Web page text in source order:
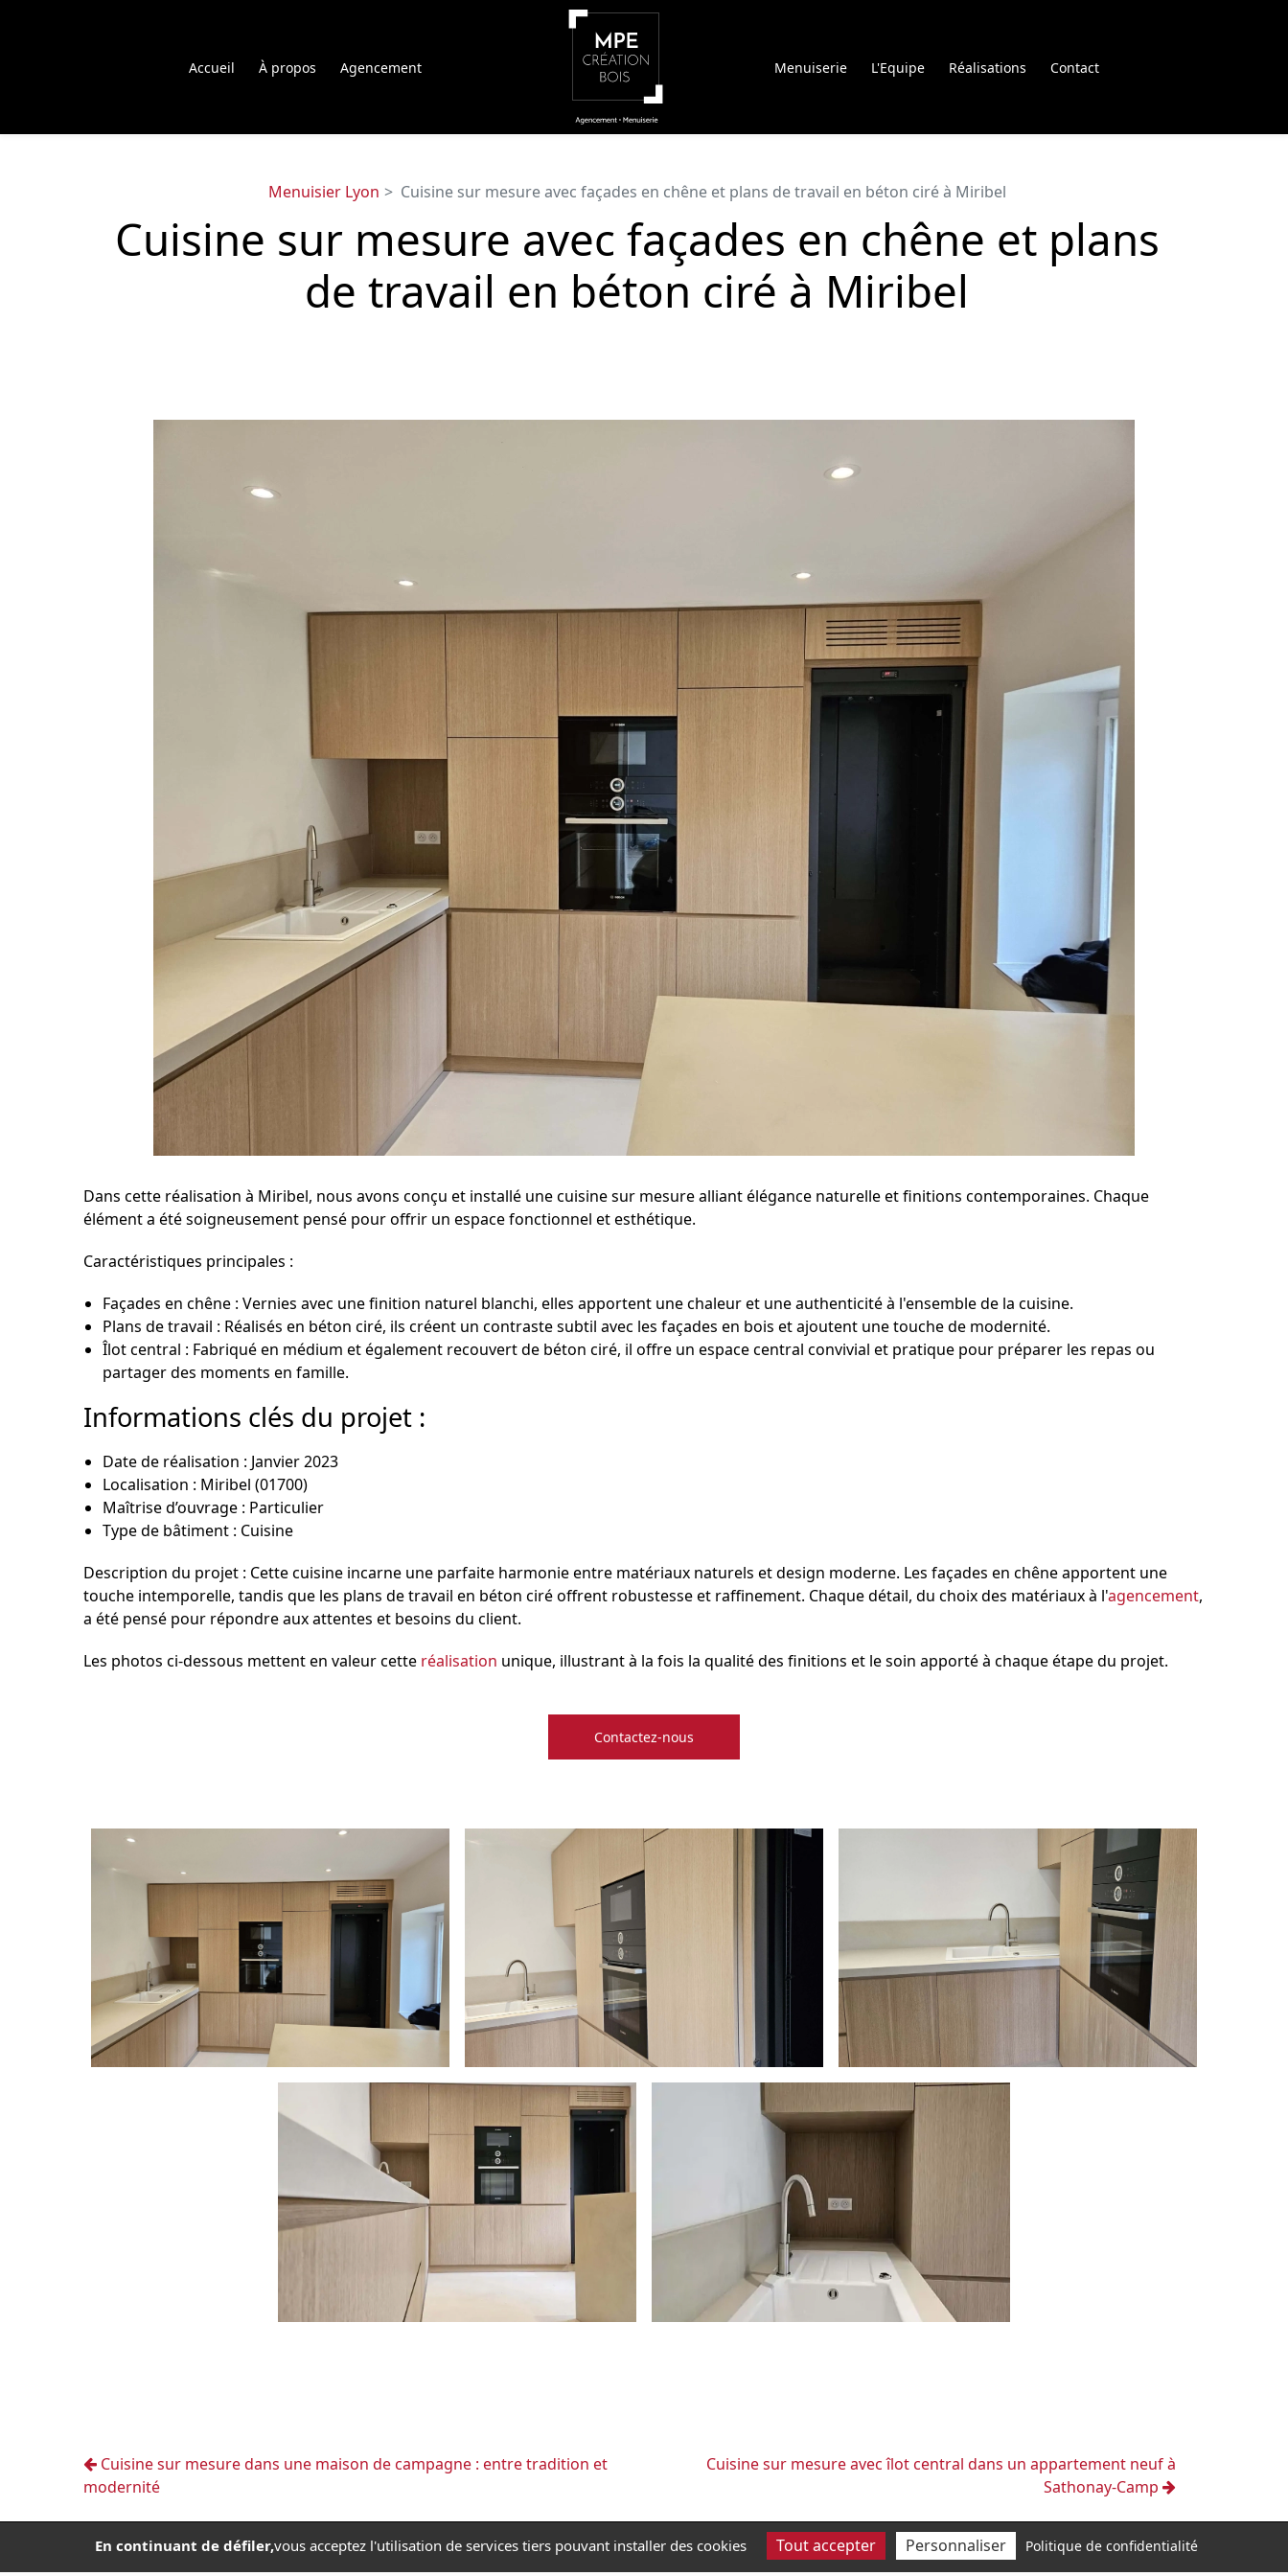
Accueil À propos Agencement Menuiserie L'Equipe Réalisations Contact
Menuisier Lyon Cuisine sur mesure avec façades en chêne et plans de travail en béton ciré à Miribel
Cuisine sur mesure avec façades en chêne et plans
de travail en béton ciré à Miribel
Dans cette réalisation à Miribel, nous avons conçu et installé unecuisinesur mesure alliant élégance naturelle et finitions contemporaines. Chaque
élément a été soigneusement pensé pour offrir un espace fonctionnel et esthétique.
Caractéristiques principales :
Façades en chêne : Vernies avec une finition naturel blanchi, elles apportent une chaleur et une authenticité à l'ensemble de la cuisine.
Plans de travail : Réalisés en béton ciré, ils créent un contraste subtil avec les façades en bois et ajoutent une touche de modernité.
Îlot central : Fabriqué en médium et également recouvert de béton ciré, il offre un espace central convivial et pratique pour préparer les repas ou
partager des moments en famille.
Informations clés du projet :
Date de réalisation : Janvier 2023
Localisation : Miribel (01700)
Maîtrise d’ouvrage : Particulier
Type de bâtiment : Cuisine
Description du projet : Cettecuisine incarne une parfaite harmonie entre matériaux naturels et design moderne. Les façades en chêneapportent une
touche intemporelle, tandis que les plans de travail en béton ciré offrent robustesse et raffinement. Chaque détail, du choix des matériauxà l'agencement,
a été pensé pour répondre aux attentes et besoins du client.
Les photos ci-dessous mettent en valeur cette réalisation unique, illustrant à la fois la qualité des finitions et le soin apporté à chaque étape du projet.
Contactez-nous
Cuisine sur mesure dans une maison de campagne : entre tradition et
modernité
Cuisine sur mesure avec îlot central dans un appartement neuf à
Sathonay-Camp
En continuant de défiler,vous acceptez l'utilisation de services tiers pouvant installer des cookies Tout accepter Personnaliser Politique de confidentialité